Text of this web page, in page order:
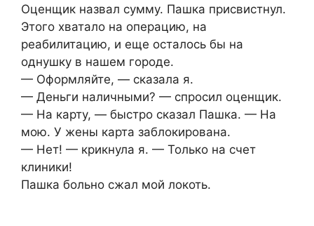
Оценщик назвал сумму. Пашка присвистнул.
Этого хватало на операцию, на
реабилитацию, и еще осталось бы на
однушку в нашем городе.
— Оформляйте, — сказала я.
— Деньги наличными? — спросил оценщик.
— На карту, — быстро сказал Пашка. — На
мою. У жены карта заблокирована.
— Нет! — крикнула я. — Только на счет
клиники!
Пашка больно сжал мой локоть.